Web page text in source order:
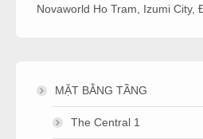
Novaworld Ho Tram
Izumi City,
MẶT BẰNG TẦNG
The Central 1